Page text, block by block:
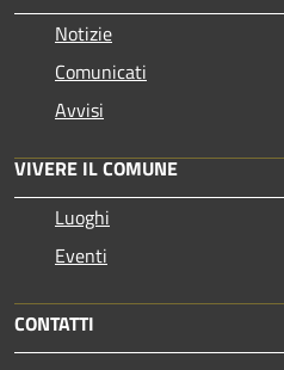
Notizie
Comunicati
Avvisi
VIVERE IL COMUNE
Luoghi
Eventi
CONTATTI